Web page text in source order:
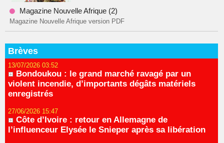
Magazine Nouvelle Afrique (2)
Magazine Nouvelle Afrique version PDF
Brèves
13/07/2026 03:52
Bondoukou : le grand marché ravagé par un
violent incendie, d’importants dégâts matériels
enregistrés
27/06/2026 15:47
Côte d’Ivoire : retour en Allemagne de
l’influenceur Elysée le Snieper après sa libération